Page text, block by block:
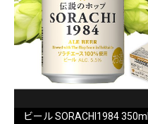
ビール SORACHI1984